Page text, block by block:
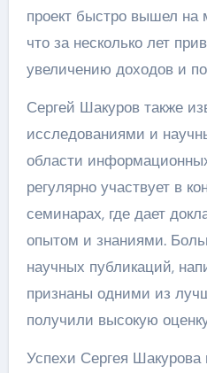
проект быстро вышел на
что за несколько лет
увеличению доходов и
Сергей Шакуров также
исследованиями и
области
регулярно участвует в
семинарах, где дает
опытом и знаниями.
научных публикаций,
признаны одними из
получили высокую
Успехи Сергея